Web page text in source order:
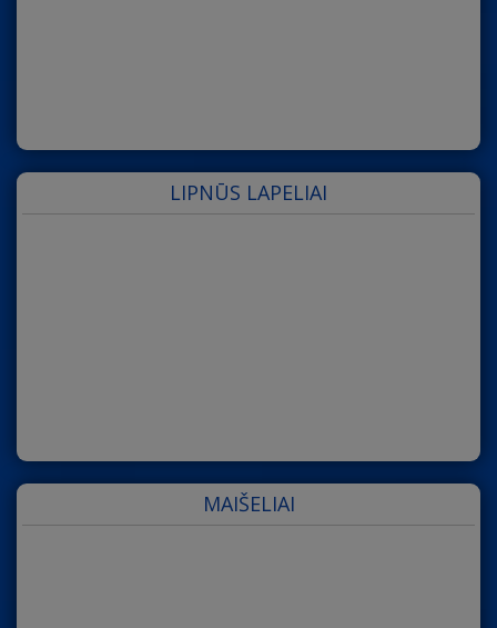
LIPNŪS LAPELIAI
MAIŠELIAI